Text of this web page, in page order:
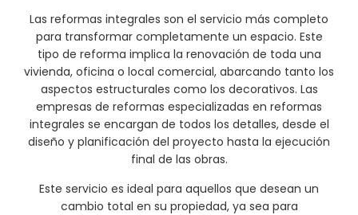
Las reformas integrales son el servicio más completo
para transformar completamente un espacio. Este
tipo de reforma implica la renovación de toda una
vivienda, oficina o local comercial, abarcando tanto los
aspectos estructurales como los decorativos. Las
empresas de reformas especializadas en reformas
integrales se encargan de todos los detalles, desde el
diseño y planificación del proyecto hasta la ejecución
final de las obras.
Este servicio es ideal para aquellos que desean un
cambio total en su propiedad, ya sea para